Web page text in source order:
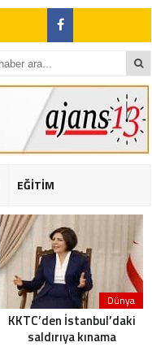
EĞİTİM
Dünya
KKTC’den İstanbul’daki
saldırıya kınama